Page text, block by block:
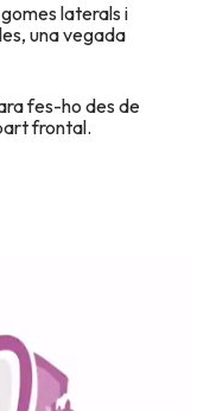
laterals i
una vegada
fes-ho des de
frontal.